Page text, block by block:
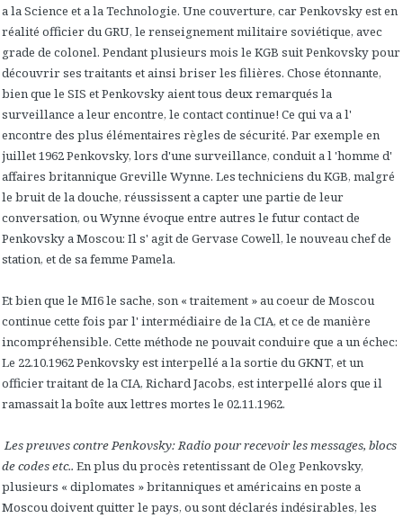
a la Science et a la Technologie. Une couverture, car Penkovsky est en
réalité officier du GRU, le renseignement militaire soviétique, avec
grade de colonel. Pendant plusieurs mois le KGB suit Penkovsky pour
découvrir ses traitants et ainsi briser les filières. Chose étonnante,
bien que le SIS et Penkovsky aient tous deux remarqués la
surveillance a leur encontre, le contact continue! Ce qui va a l'
encontre des plus élémentaires règles de sécurité. Par exemple en
juillet 1962 Penkovsky, lors d'une surveillance, conduit a l 'homme d'
affaires britannique Greville Wynne. Les techniciens du KGB, malgré
le bruit de la douche, réussissent a capter une partie de leur
conversation, ou Wynne évoque entre autres le futur contact de
Penkovsky a Moscou: Il s' agit de Gervase Cowell, le nouveau chef de
station, et de sa femme Pamela.
Et bien que le MI6 le sache, son « traitement » au coeur de Moscou
continue cette fois par l' intermédiaire de la CIA, et ce de manière
incompréhensible. Cette méthode ne pouvait conduire que a un échec:
Le 22.10.1962 Penkovsky est interpellé a la sortie du GKNT, et un
officier traitant de la CIA, Richard Jacobs, est interpellé alors que il
ramassait la boîte aux lettres mortes le 02.11.1962.
Les preuves contre Penkovsky: Radio pour recevoir les messages, blocs
de codes etc.. En plus du procès retentissant de Oleg Penkovsky,
plusieurs « diplomates » britanniques et américains en poste a
Moscou doivent quitter le pays, ou sont déclarés indésirables, les